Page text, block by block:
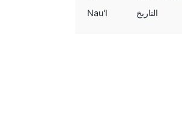
Nau'I
التاريخ